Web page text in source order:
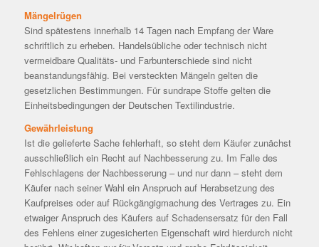
Mängelrügen
Sind spätestens innerhalb 14 Tagen nach Empfang der Ware
schriftlich zu erheben. Handelsübliche oder technisch nicht
vermeidbare Qualitäts- und Farbunterschiede sind nicht
beanstandungsfähig. Bei versteckten Mängeln gelten die
gesetzlichen Bestimmungen. Für sundrape Stoffe gelten die
Einheitsbedingungen der Deutschen Textilindustrie.
Gewährleistung
Ist die gelieferte Sache fehlerhaft, so steht dem Käufer zunächst
ausschließlich ein Recht auf Nachbesserung zu. Im Falle des
Fehlschlagens der Nachbesserung – und nur dann – steht dem
Käufer nach seiner Wahl ein Anspruch auf Herabsetzung des
Kaufpreises oder auf Rückgängigmachung des Vertrages zu. Ein
etwaiger Anspruch des Käufers auf Schadensersatz für den Fall
des Fehlens einer zugesicherten Eigenschaft wird hierdurch nicht